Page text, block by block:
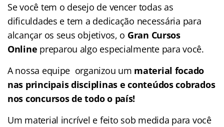
Se você tem o desejo de vencer todas as
dificuldades e tem a dedicação necessária para
alcançar os seus objetivos, o Gran Cursos
Online preparou algo especialmente para você.
A nossa equipe organizou um material focado
nas principais disciplinas e conteúdos cobrados
nos concursos de todo o país!
Um material incrível e feito sob medida para você